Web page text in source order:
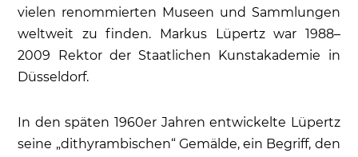
vielen renommierten Museen und Sammlungen
weltweit zu finden. Markus Lüpertz war 1988–
2009 Rektor der Staatlichen Kunstakademie in
Düsseldorf.
In den späten 1960er Jahren entwickelte Lüpertz
seine „dithyrambischen“ Gemälde, ein Begriff, den